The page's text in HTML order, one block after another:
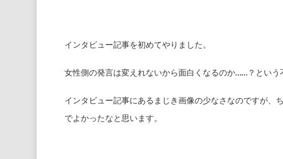
インタビュー記事を初めてやりました。
女性側の発言は変えれないから面白くなるのか……？という
インタビュー記事にあるまじき画像の少なさなのですが、
でよかったなと思います。